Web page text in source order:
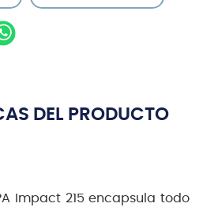
DEL PRODUCTO
Impact 215 encapsula todo